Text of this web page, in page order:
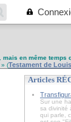
mais en même temps
. » (Testament de
Articles
Sur une
sa divinité
qui parle,